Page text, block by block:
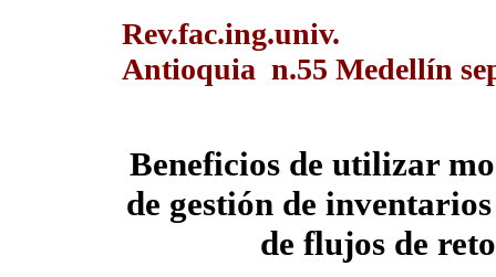
Rev.fac.ing.univ.
Antioquia n.55 Medellín
Beneficios de utilizar
de gestión de
de flujos de